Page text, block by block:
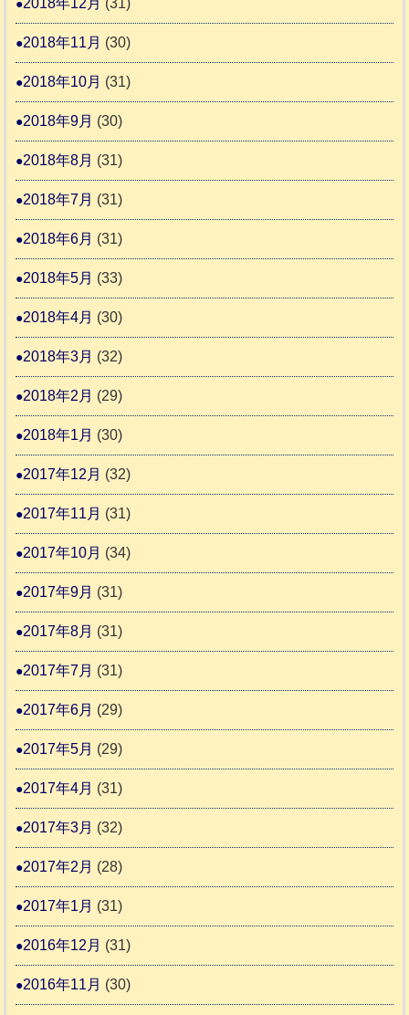
2018年12月 (31)
2018年11月 (30)
2018年10月 (31)
2018年9月 (30)
2018年8月 (31)
2018年7月 (31)
2018年6月 (31)
2018年5月 (33)
2018年4月 (30)
2018年3月 (32)
2018年2月 (29)
2018年1月 (30)
2017年12月 (32)
2017年11月 (31)
2017年10月 (34)
2017年9月 (31)
2017年8月 (31)
2017年7月 (31)
2017年6月 (29)
2017年5月 (29)
2017年4月 (31)
2017年3月 (32)
2017年2月 (28)
2017年1月 (31)
2016年12月 (31)
2016年11月 (30)